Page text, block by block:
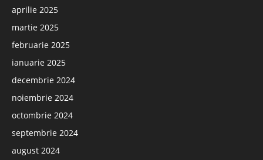
aprilie 2025
martie 2025
februarie 2025
ianuarie 2025
decembrie 2024
noiembrie 2024
octombrie 2024
septembrie 2024
august 2024